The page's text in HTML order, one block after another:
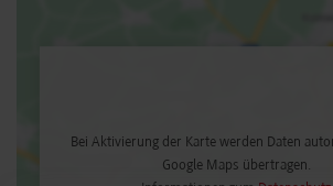
Bei Aktivierung der Karte werden Daten
Google Maps übertragen.